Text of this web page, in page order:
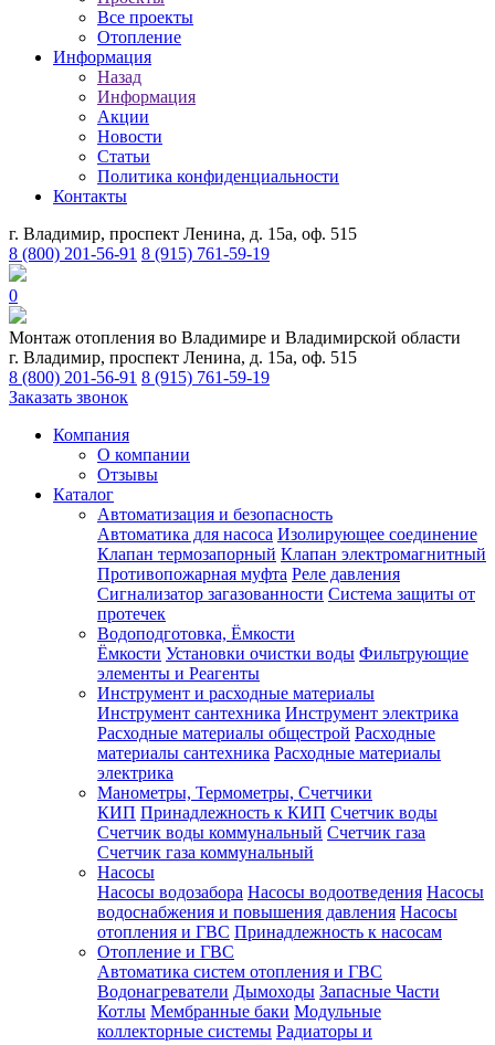
Все проекты
Отопление
Информация
Назад
Информация
Акции
Новости
Статьи
Политика конфиденциальности
Контакты
г. Владимир, проспект Ленина, д. 15а, оф. 515
8 (800) 201-56-91 8 (915) 761-59-19
0
Монтаж отопления во Владимире и Владимирской области
г. Владимир, проспект Ленина, д. 15а, оф. 515
8 (800) 201-56-91 8 (915) 761-59-19
Заказать звонок
Компания
О компании
Отзывы
Каталог
Автоматизация и безопасность
Автоматика для насоса Изолирующее соединение
Клапан термозапорный Клапан электромагнитный
Противопожарная муфта Реле давления
Сигнализатор загазованности Система защиты от
протечек
Водоподготовка, Ёмкости
Ёмкости Установки очистки воды Фильтрующие
элементы и Реагенты
Инструмент и расходные материалы
Инструмент сантехника Инструмент электрика
Расходные материалы общестрой Расходные
материалы сантехника Расходные материалы
электрика
Манометры, Термометры, Счетчики
КИП Принадлежность к КИП Счетчик воды
Счетчик воды коммунальный Счетчик газа
Счетчик газа коммунальный
Насосы
Насосы водозабора Насосы водоотведения Насосы
водоснабжения и повышения давления Насосы
отопления и ГВС Принадлежность к насосам
Отопление и ГВС
Автоматика систем отопления и ГВС
Водонагреватели Дымоходы Запасные Части
Котлы Мембранные баки Модульные
коллекторные системы Радиаторы и